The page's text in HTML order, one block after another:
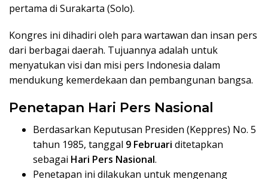
pertama di Surakarta (Solo).
Kongres ini dihadiri oleh para wartawan dan insan pers
dari berbagai daerah. Tujuannya adalah untuk
menyatukan visi dan misi pers Indonesia dalam
mendukung kemerdekaan dan pembangunan bangsa.
Penetapan Hari Pers Nasional
Berdasarkan Keputusan Presiden (Keppres) No. 5
tahun 1985, tanggal 9 Februari ditetapkan
sebagai Hari Pers Nasional.
Penetapan ini dilakukan untuk mengenang